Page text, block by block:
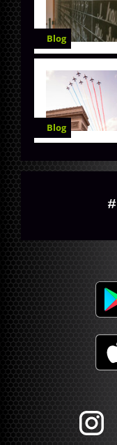
Blog
Blog